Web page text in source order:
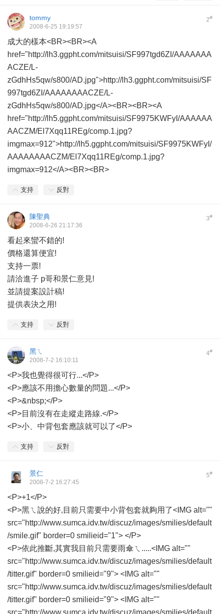
2#
tommy
2008-6-25 19:19:57
成大的樣本<BR><BR><A
href="http://lh3.ggpht.com/mitsuisi/SF997tgd6ZI/AAAAAAA
ACZE/L-
zGdhHs5qw/s800/AD.jpg">http://lh3.ggpht.com/mitsuisi/SF
997tgd6ZI/AAAAAAAACZE/L-
zGdhHs5qw/s800/AD.jpg</A><BR><BR><A
href="http://lh5.ggpht.com/mitsuisi/SF9975KWFyI/AAAAAA
AACZM/El7Xqq11REg/comp.1.jpg?
imgmax=912">http://lh5.ggpht.com/mitsuisi/SF9975KWFyI/
AAAAAAAACZM/El7Xqq11REg/comp.1.jpg?
imgmax=912</A><BR><BR>
支持 反對
3#
陳聖典
2008-6-26 21:17:36
看起來蠻不錯的!
價格還算便宜!
支持一票!
請洽進子 p哥和景仁意見!
並請提案設計稿!
提供表決之用!
支持 反對
4#
黑ㄟ
2008-7-2 16:10:11
<P>我也覺得很可行...</P>
<P>應該不用擔心數量的問題...</P>
<P>&nbsp;</P>
<P>目前沒有在走縱走路線.</P>
<P>小、中背包套應該就可以了</P>
支持 反對
5#
景仁
2008-7-2 16:27:45
<P>+1</P>
<P>黑ㄟ說的好,目前只需要中小背包套就夠用了<IMG alt=""
src="http://www.sumca.idv.tw/discuz/images/smilies/default
/smile.gif" border=0 smilieid="1"> </P>
<P>依此推斷,其實我目前只需要雨傘ㄟ.....<IMG alt=""
src="http://www.sumca.idv.tw/discuz/images/smilies/default
/titter.gif" border=0 smilieid="9"> <IMG alt=""
src="http://www.sumca.idv.tw/discuz/images/smilies/default
/titter.gif" border=0 smilieid="9"> <IMG alt=""
src="http://www.sumca.idv.tw/discuz/images/smilies/default